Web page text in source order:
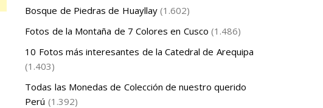
Bosque de Piedras de Huayllay (1.602)
Fotos de la Montaña de 7 Colores en Cusco (1.486)
10 Fotos más interesantes de la Catedral de Arequipa
(1.403)
Todas las Monedas de Colección de nuestro querido
Perú (1.392)